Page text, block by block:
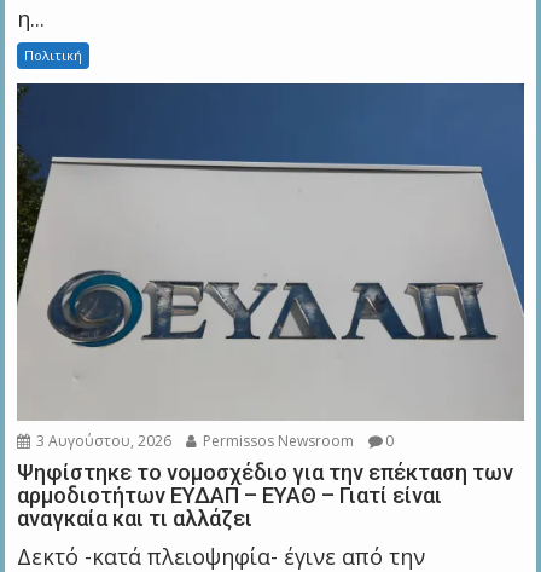
η...
Πολιτική
3 Αυγούστου, 2026 Permissos Newsroom 0
Ψηφίστηκε το νομοσχέδιο για την επέκταση των
αρμοδιοτήτων ΕΥΔΑΠ – ΕΥΑΘ – Γιατί είναι
αναγκαία και τι αλλάζει
Δεκτό -κατά πλειοψηφία- έγινε από την